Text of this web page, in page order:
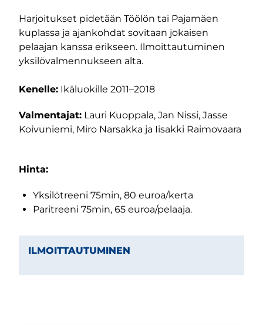
Harjoitukset pidetään Töölön tai Pajamäen
kuplassa ja ajankohdat sovitaan jokaisen
pelaajan kanssa erikseen. Ilmoittautuminen
yksilövalmennukseen alta.
Kenelle: Ikäluokille 2011–2018
Valmentajat: Lauri Kuoppala, Jan Nissi, Jasse
Koivuniemi, Miro Narsakka ja Iisakki Raimovaara
Hinta:
Yksilötreeni 75min, 80 euroa/kerta
Paritreeni 75min, 65 euroa/pelaaja.
ILMOITTAUTUMINEN